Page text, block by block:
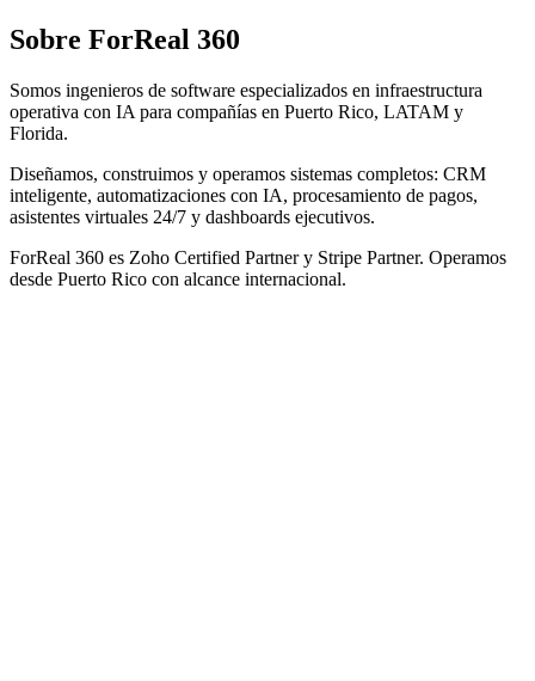
Sobre ForReal 360
Somos ingenieros de software especializados en infraestructura
operativa con IA para compañías en Puerto Rico, LATAM y
Florida.
Diseñamos, construimos y operamos sistemas completos: CRM
inteligente, automatizaciones con IA, procesamiento de pagos,
asistentes virtuales 24/7 y dashboards ejecutivos.
ForReal 360 es Zoho Certified Partner y Stripe Partner. Operamos
desde Puerto Rico con alcance internacional.